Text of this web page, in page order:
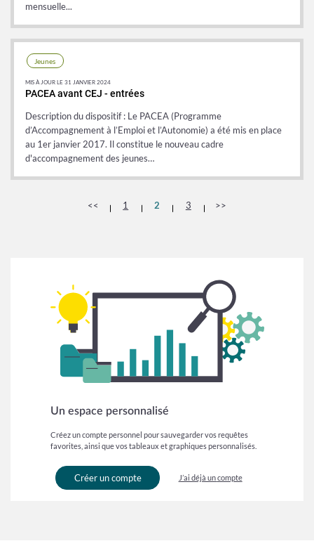
mensuelle...
PACEA avant CEJ - entrées
Description du dispositif : Le PACEA (Programme
d’Accompagnement à l’Emploi et l’Autonomie) a été mis en place
au 1er janvier 2017. Il constitue le nouveau cadre
d'accompagnement des jeunes…
Jeunes
MIS À JOUR LE 31 JANVIER 2024
<< 1 2 3 >>
Un espace personnalisé
Créez un compte personnel pour sauvegarder vos requêtes
favorites, ainsi que vos tableaux et graphiques personnalisés.
Créer un compte J’ai déjà un compte